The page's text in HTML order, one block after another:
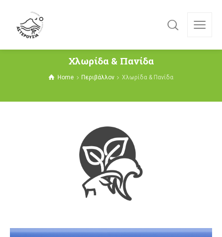
Χλωρίδα & Πανίδα
Home Περιβάλλον Χλωρίδα & Πανίδα